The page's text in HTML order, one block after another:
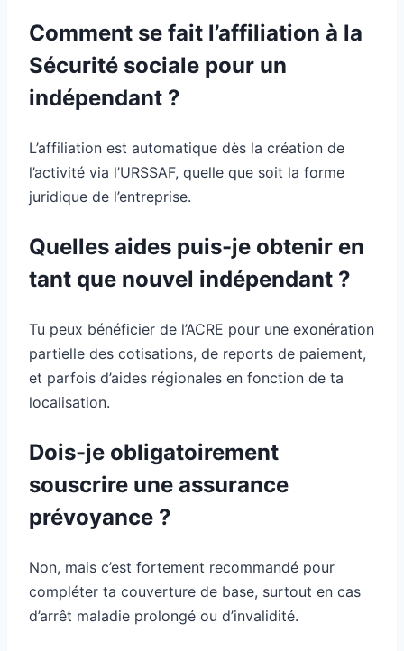
Comment se fait l’affiliation à la
Sécurité sociale pour un
indépendant ?
L’affiliation est automatique dès la création de
l’activité via l’URSSAF, quelle que soit la forme
juridique de l’entreprise.
Quelles aides puis-je obtenir en
tant que nouvel indépendant ?
Tu peux bénéficier de l’ACRE pour une exonération
partielle des cotisations, de reports de paiement,
et parfois d’aides régionales en fonction de ta
localisation.
Dois-je obligatoirement
souscrire une assurance
prévoyance ?
Non, mais c’est fortement recommandé pour
compléter ta couverture de base, surtout en cas
d’arrêt maladie prolongé ou d’invalidité.